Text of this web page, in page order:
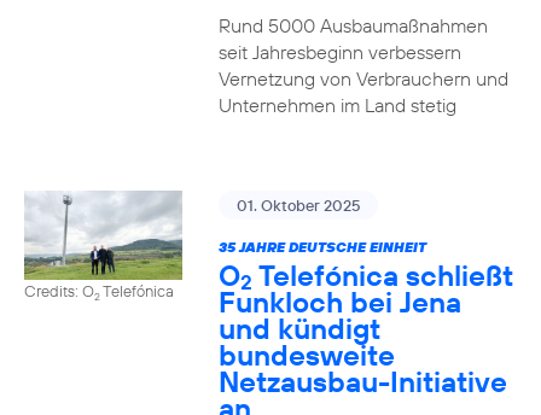
Rund 5000 Ausbaumaßnahmen
seit Jahresbeginn verbessern
Vernetzung von Verbrauchern und
Unternehmen im Land stetig
Credits: O2Telefónica
01. Oktober 2025
35 JAHRE DEUTSCHE EINHEIT
O2 Telefónica schließt
Funkloch bei Jena
und kündigt
bundesweite
Netzausbau-Initiative
an